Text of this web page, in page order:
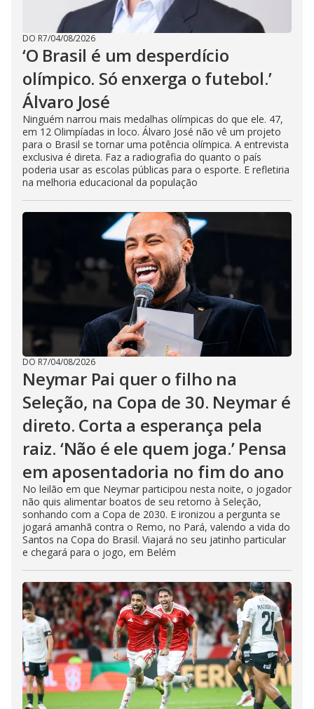
DO R7/04/08/2026
‘O Brasil é um desperdício
olímpico. Só enxerga o futebol.’
Álvaro José
Ninguém narrou mais medalhas olímpicas do que ele. 47,
em 12 Olimpíadas in loco. Álvaro José não vê um projeto
para o Brasil se tornar uma potência olímpica. A entrevista
exclusiva é direta. Faz a radiografia do quanto o país
poderia usar as escolas públicas para o esporte. E refletiria
na melhoria educacional da população
DO R7/04/08/2026
Neymar Pai quer o filho na
Seleção, na Copa de 30. Neymar é
direto. Corta a esperança pela
raiz. ‘Não é ele quem joga.’ Pensa
em aposentadoria no fim do ano
No leilão em que Neymar participou nesta noite, o jogador
não quis alimentar boatos de seu retorno à Seleção,
sonhando com a Copa de 2030. E ironizou a pergunta se
jogará amanhã contra o Remo, no Pará, valendo a vida do
Santos na Copa do Brasil. Viajará no seu jatinho particular
e chegará para o jogo, em Belém